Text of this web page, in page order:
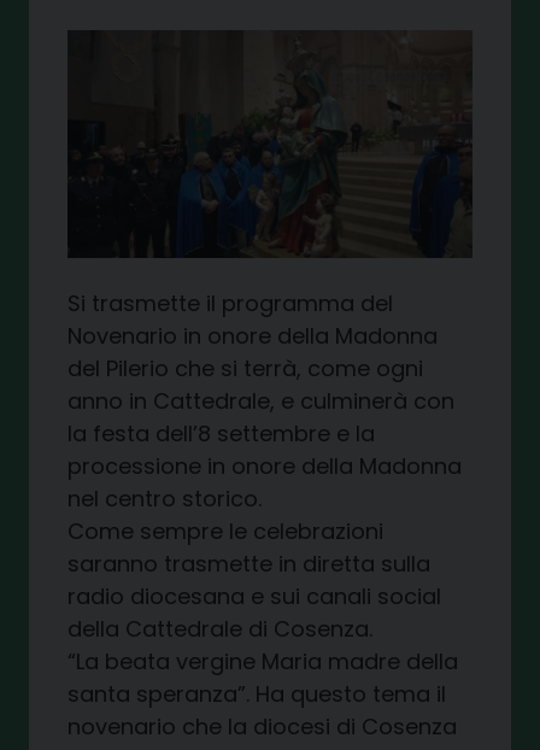
Si trasmette il programma del
Novenario in onore della Madonna
del Pilerio che si terrà, come ogni
anno in Cattedrale, e culminerà con
la festa dell’8 settembre e la
processione in onore della Madonna
nel centro storico.
Come sempre le celebrazioni
saranno trasmette in diretta sulla
radio diocesana e sui canali social
della Cattedrale di Cosenza.
“La beata vergine Maria madre della
santa speranza”. Ha questo tema il
novenario che la diocesi di Cosenza